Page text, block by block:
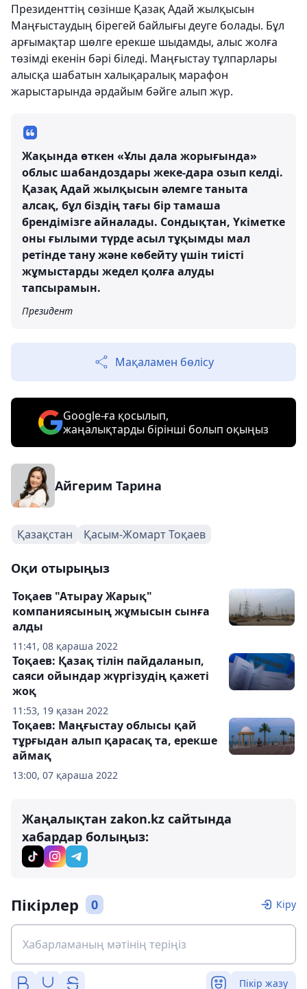
Президенттің сөзінше Қазақ Адай жылқысын
Маңғыстаудың бірегей байлығы деуге болады. Бұл
арғымақтар шөлге ерекше шыдамды, алыс жолға
төзімді екенін бәрі біледі. Маңғыстау тұлпарлары
алысқа шабатын халықаралық марафон
жарыстарында әрдайым бәйге алып жүр.
Жақында өткен «Ұлы дала жорығында»
облыс шабандоздары жеке-дара озып келді.
Қазақ Адай жылқысын әлемге таныта
алсақ, бұл біздің тағы бір тамаша
брендімізге айналады. Сондықтан, Үкіметке
оны ғылыми түрде асыл тұқымды мал
ретінде тану және көбейту үшін тиісті
жұмыстарды жедел қолға алуды
тапсырамын.
Президент
Мақаламен бөлісу
Google-ға қосылып,
жаңалықтарды бірінші болып оқыңыз
Айгерим Тарина
Қазақстан Қасым-Жомарт Тоқаев
Оқи отырыңыз
11:41, 08 қараша 2022
Тоқаев "Атырау Жарық"
компаниясының жұмысын сынға
алды
11:53, 19 қазан 2022
Тоқаев: Қазақ тілін пайдаланып,
саяси ойындар жүргізудің қажеті
жоқ
13:00, 07 қараша 2022
Тоқаев: Маңғыстау облысы қай
тұрғыдан алып қарасақ та, ерекше
аймақ
Жаңалықтан zakon.kz сайтында
хабардар болыңыз:
Пікірлер 0 Кіру
Пікір жазу